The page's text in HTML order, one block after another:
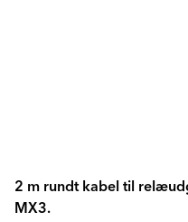
2 m rundt kabel til
MX3.